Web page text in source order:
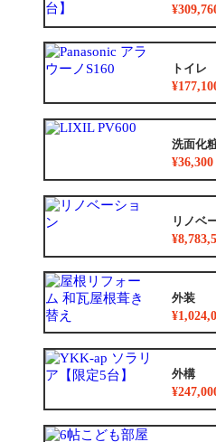
トイレ
洗面化
¥36,300
リノベ
外装
外構